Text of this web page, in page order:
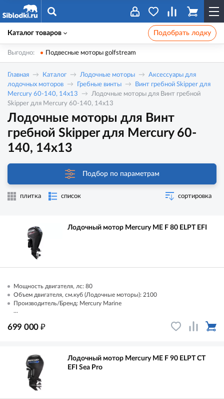
Каталог товаров Подобрать лодку
Выгодно: Подвесные моторы golfstream
Главная Каталог Лодочные моторы
Аксессуары для
лодочных моторов
Гребные винты
Винт гребной Skipper для
Mercury 60-140, 14x13
Лодочные моторы для Винт гребной
Skipper для Mercury 60-140, 14x13
Лодочные моторы для Винт
гребной Skipper для Mercury 60-
140, 14x13
Подбор по параметрам
плитка список сортировка
Лодочный мотор Mercury ME F 80 ELPT EFI
Мощность двигателя, лс: 80
Объем двигателя, см.куб (Лодочные моторы): 2100
Производитель/Бренд: Mercury Marine
...
699 000 ₽
Лодочный мотор Mercury ME F 90 ELPT CT
EFI Sea Pro